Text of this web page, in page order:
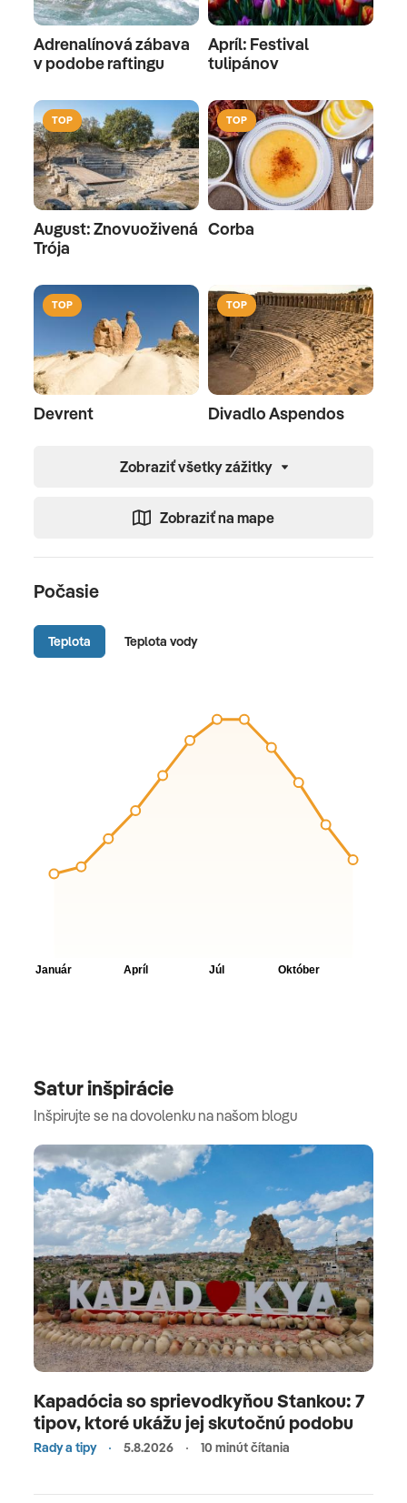
Adrenalínová zábava
v podobe raftingu
Apríl: Festival
tulipánov
TOP
August: Znovuoživená
Trója
TOP
Corba
TOP
Devrent
TOP
Divadlo Aspendos
Zobraziť všetky zážitky
Zobraziť na mape
Počasie
Teplota Teplota vody
Satur inšpirácie
Inšpirujte se na dovolenku na našom blogu
Kapadócia so sprievodkyňou Stankou: 7
tipov, ktoré ukážu jej skutočnú podobu
Rady a tipy 5.8.2026 10 minút čítania